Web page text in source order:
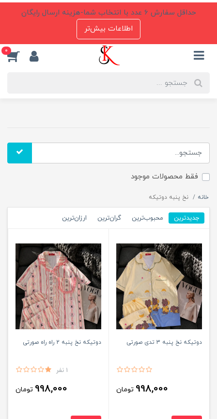
حداقل سفارش 6 عدد با انتخاب شما-هزینه ارسال رایگان
اطلاعات بیش‌تر
0
فقط محصولات موجود
خانه نخ پنبه دوتیکه
جدیدترین محبوب‌ترین گران‌ترین ارزان‌ترین
دوتیکه نخ پنبه 3 تدی صورتی
998,000 تومان
دوتیکه نخ پنبه 2 راه راه صورتی
1 نفر
998,000 تومان